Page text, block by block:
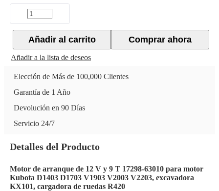
Comprar ahora
Añadir al carrito
Añadir a la lista de deseos
Elección de Más de 100,000 Clientes
Garantía de 1 Año
Devolución en 90 Días
Servicio 24/7
Detalles del Producto
Motor de arranque de 12 V y 9 T 17298-63010 para motor
Kubota D1403 D1703 V1903 V2003 V2203, excavadora
KX101, cargadora de ruedas R420